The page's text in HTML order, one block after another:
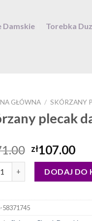
Damskie Torebka
GŁÓWNA / SKÓRZANY
plecak
zł107.00
DODAJ DO
58371745